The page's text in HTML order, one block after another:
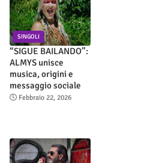
SINGOLI
“SIGUE BAILANDO”:
ALMYS unisce
musica, origini e
messaggio sociale
Febbraio 22, 2026